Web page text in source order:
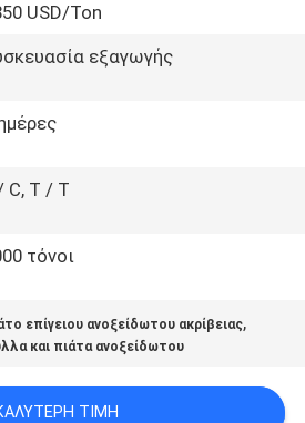
USD/Ton
εξαγωγής
C, T / T
τόνοι
επίγειου ανοξείδωτου ακρίβειας,
και πιάτα ανοξείδωτου
ΤΙΜΉ